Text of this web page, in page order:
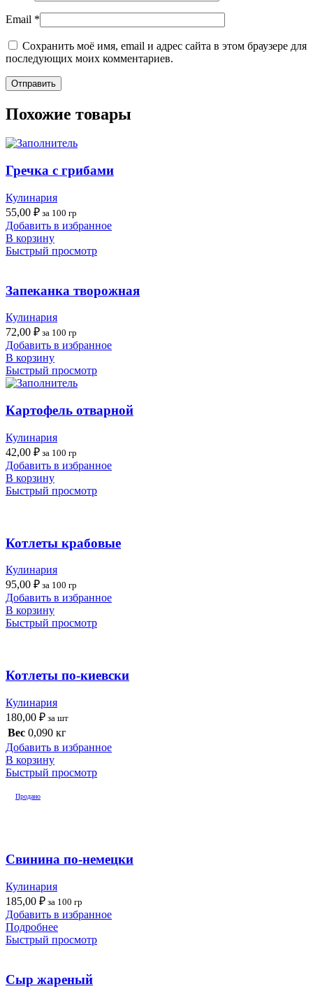
Email *
Сохранить моё имя, email и адрес сайта в этом браузере для
последующих моих комментариев.
Похожие товары
Гречка с грибами
Кулинария
55,00 ₽ за 100 гр
Добавить в избранное
В корзину
Быстрый просмотр
Запеканка творожная
Кулинария
72,00 ₽ за 100 гр
Добавить в избранное
В корзину
Быстрый просмотр
Картофель отварной
Кулинария
42,00 ₽ за 100 гр
Добавить в избранное
В корзину
Быстрый просмотр
Котлеты крабовые
Кулинария
95,00 ₽ за 100 гр
Добавить в избранное
В корзину
Быстрый просмотр
Котлеты по-киевски
Кулинария
180,00 ₽ за шт
Вес 0,090 кг
Добавить в избранное
В корзину
Быстрый просмотр
Продано
Свинина по-немецки
Кулинария
185,00 ₽ за 100 гр
Добавить в избранное
Подробнее
Быстрый просмотр
Сыр жареный